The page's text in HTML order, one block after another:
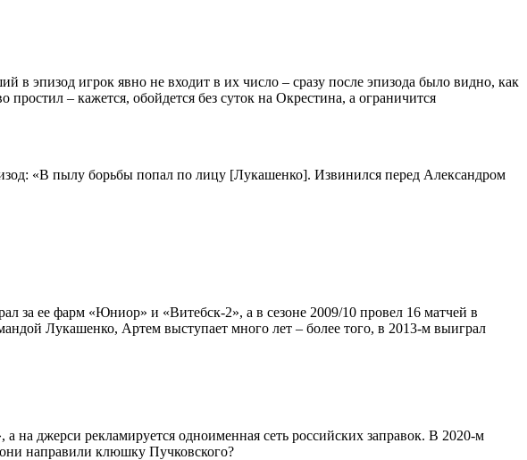
в эпизод игрок явно не входит в их число – сразу после эпизода было видно, как
– кажется, обойдется без суток на Окрестина, а ограничится
«В пылу борьбы попал по лицу [Лукашенко]. Извинился перед Александром
за ее фарм «Юниор» и «Витебск-2», а в сезоне 2009/10 провел 16 матчей в
Лукашенко, Артем выступает много лет – более того, в 2013-м выиграл
на джерси рекламируется одноименная сеть российских заправок. В 2020-м
направили клюшку Пучковского?